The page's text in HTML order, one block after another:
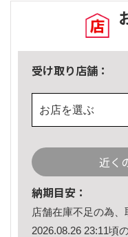
受け取り店舗：
お店を選ぶ
近く
納期目安：
店舗在庫不足の為、
2026.08.26 23:11頃